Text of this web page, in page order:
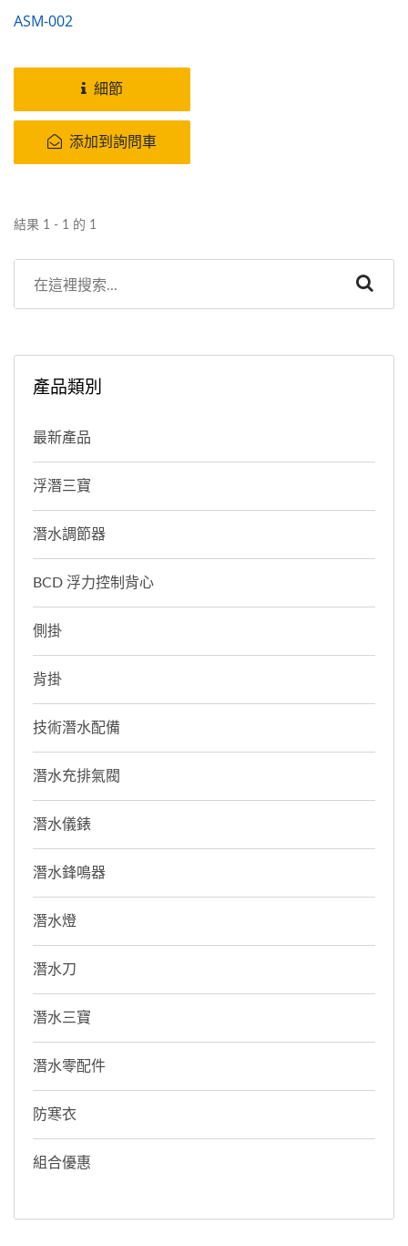
ASM-002
細節
添加到詢問車
結果 1 - 1 的 1
產品類別
最新產品
浮潛三寶
潛水調節器
BCD 浮力控制背心
側掛
背掛
技術潛水配備
潛水充排氣閥
潛水儀錶
潛水鋒鳴器
潛水燈
潛水刀
潛水三寶
潛水零配件
防寒衣
組合優惠